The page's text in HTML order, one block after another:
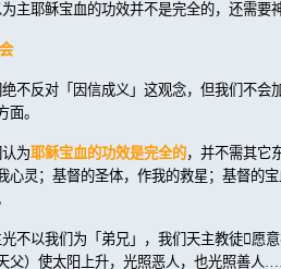
为主耶稣宝血的功效并不是完全的，还需要
不反对「因信成义」这观念，但我们不会
面。
为耶稣宝血的功效是完全的，并不需其它
心灵；基督的圣体，作我的救星；基督的
不以我们为「弟兄」，我们天主教徒 愿
父）使太阳上升，光照恶人，也光照善